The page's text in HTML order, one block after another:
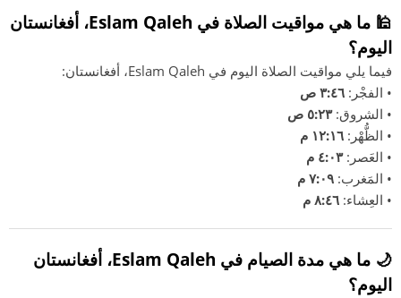
🕌 ما هي مواقيت الصلاة في Eslam Qaleh، أفغانستان
اليوم؟
فيما يلي مواقيت الصلاة اليوم في Eslam Qaleh، أفغانستان:
• الفجْر: ٣:٤٦ ص
• الشروق:٥:٢٣ ص
• الظُّهْر: ١٢:١٦ م
• العَصر:٤:٠٣ م
• المَغرب: ٧:٠٩ م
• العِشاء: ٨:٤٦ م
🌙 ما هي مدة الصيام في Eslam Qaleh، أفغانستان
اليوم؟